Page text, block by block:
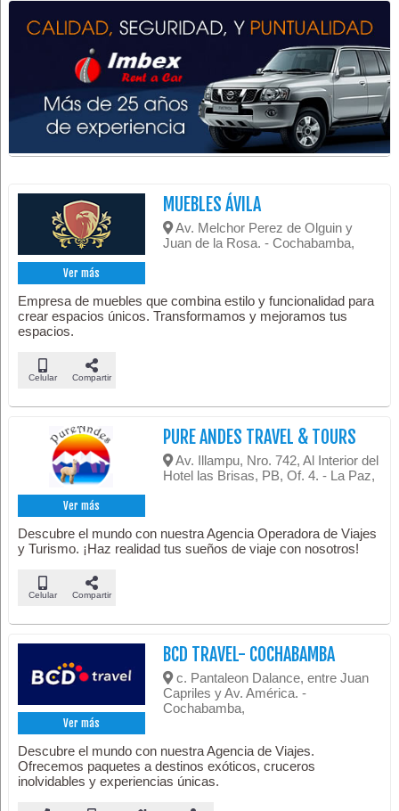
Ver más
MUEBLES ÁVILA
Av. Melchor Perez de Olguin y
Juan de la Rosa. - Cochabamba,
Empresa de muebles que combina estilo y funcionalidad para
crear espacios únicos. Transformamos y mejoramos tus
espacios.
Celular Compartir
Ver más
PURE ANDES TRAVEL & TOURS
Av. Illampu, Nro. 742, Al Interior del
Hotel las Brisas, PB, Of. 4. - La Paz,
Descubre el mundo con nuestra Agencia Operadora de Viajes
y Turismo. ¡Haz realidad tus sueños de viaje con nosotros!
Celular Compartir
Ver más
BCD TRAVEL- COCHABAMBA
c. Pantaleon Dalance, entre Juan
Capriles y Av. América. -
Cochabamba,
Descubre el mundo con nuestra Agencia de Viajes.
Ofrecemos paquetes a destinos exóticos, cruceros
inolvidables y experiencias únicas.